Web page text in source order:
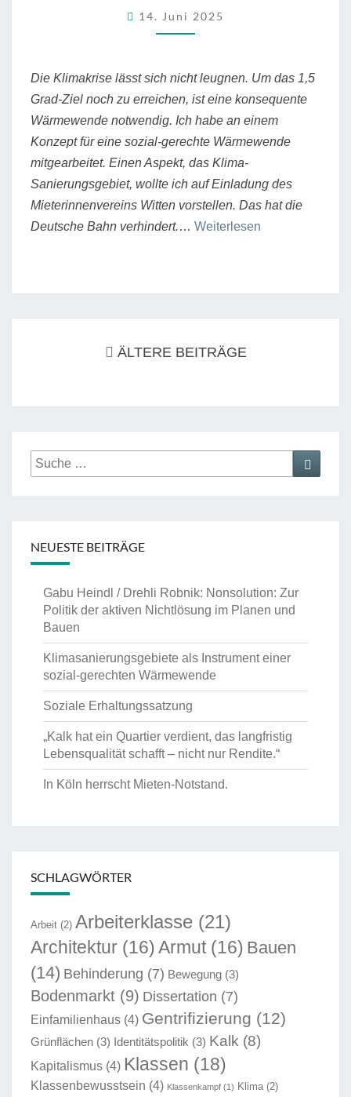
GERECHTE
WÄRMEWENDE
14. Juni 2025
Die Klimakrise lässt sich nicht leugnen. Um das 1,5
Grad-Ziel noch zu erreichen, ist eine konsequente
Wärmewende notwendig. Ich habe an einem
Konzept für eine sozial-gerechte Wärmewende
mitgearbeitet. Einen Aspekt, das Klima-
Sanierungsgebiet, wollte ich auf Einladung des
Mieterinnenvereins Witten vorstellen. Das hat die
Deutsche Bahn verhindert.… Weiterlesen
ÄLTERE BEITRÄGE
Suche
nach:
NEUESTE BEITRÄGE
Gabu Heindl / Drehli Robnik: Nonsolution: Zur
Politik der aktiven Nichtlösung im Planen und
Bauen
Klimasanierungsgebiete als Instrument einer
sozial-gerechten Wärmewende
Soziale Erhaltungssatzung
„Kalk hat ein Quartier verdient, das langfristig
Lebensqualität schafft – nicht nur Rendite.“
In Köln herrscht Mieten-Notstand.
SCHLAGWÖRTER
Arbeit (2) Arbeiterklasse (21)
Architektur (16) Armut (16) Bauen
(14) Behinderung (7) Bewegung (3)
Bodenmarkt (9) Dissertation (7)
Einfamilienhaus (4) Gentrifizierung (12)
Grünflächen (3) Identitätspolitik (3) Kalk (8)
Kapitalismus (4) Klassen (18)
Klassenbewusstsein (4) Klassenkampf (1) Klima(2)